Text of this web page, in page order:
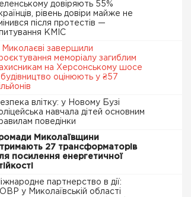
довіряють 55%
рівень довіри майже не
після протестів —
КМІС
Миколаєві завершили
меморіалу загиблим
на Херсонському шосе
будівництво оцінюють у ₴57
влітку: у Новому Бузі
навчала дітей основним
поведінки
Миколаївщини
27 трансформаторів
посилення енергетичної
партнерство в дії:
у Миколаївській області